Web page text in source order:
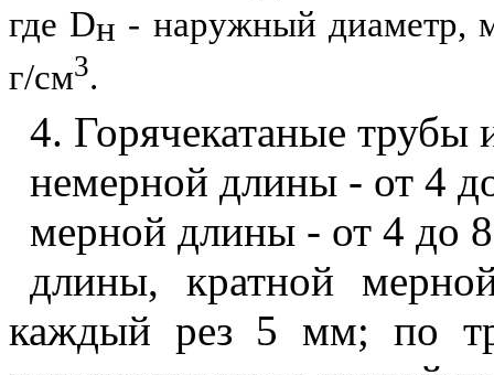
где Dн - наружный диаметр,
г/см3.
4. Горячекатаные трубы
немерной длины - от 4
мерной длины - от 4 до
длины, кратной
каждый рез 5 мм; по